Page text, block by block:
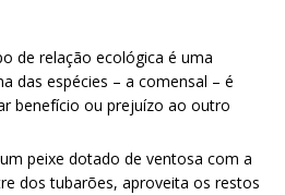
de relação ecológica é uma
das espécies – a comensal – é
benefício ou prejuízo ao outro
peixe dotado de ventosa com a
dos tubarões, aproveita os restos